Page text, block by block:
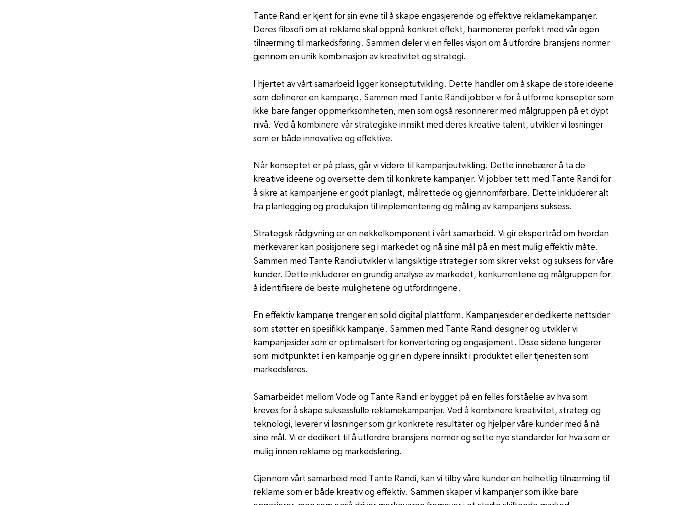
Tante Randi er kjent for sin evne til å skape engasjerende og effektive reklamekampanjer.
Deres filosofi om at reklame skal oppnå konkret effekt, harmonerer perfekt med vår egen
tilnærming til markedsføring. Sammen deler vi en felles visjon om å utfordre bransjens normer
gjennom en unik kombinasjon av kreativitet og strategi.
I hjertet av vårt samarbeid ligger konseptutvikling. Dette handler om å skape de store ideene
som definerer en kampanje. Sammen med Tante Randi jobber vi for å utforme konsepter som
ikke bare fanger oppmerksomheten, men som også resonnerer med målgruppen på et dypt
nivå. Ved å kombinere vår strategiske innsikt med deres kreative talent, utvikler vi løsninger
som er både innovative og effektive.
Når konseptet er på plass, går vi videre til kampanjeutvikling. Dette innebærer å ta de
kreative ideene og oversette dem til konkrete kampanjer. Vi jobber tett med Tante Randi for
å sikre at kampanjene er godt planlagt, målrettede og gjennomførbare. Dette inkluderer alt
fra planlegging og produksjon til implementering og måling av kampanjens suksess.
Strategisk rådgivning er en nøkkelkomponent i vårt samarbeid. Vi gir ekspertråd om hvordan
merkevarer kan posisjonere seg i markedet og nå sine mål på en mest mulig effektiv måte.
Sammen med Tante Randi utvikler vi langsiktige strategier som sikrer vekst og suksess for våre
kunder. Dette inkluderer en grundig analyse av markedet, konkurrentene og målgruppen for
å identifisere de beste mulighetene og utfordringene.
En effektiv kampanje trenger en solid digital plattform. Kampanjesider er dedikerte nettsider
som støtter en spesifikk kampanje. Sammen med Tante Randi designer og utvikler vi
kampanjesider som er optimalisert for konvertering og engasjement. Disse sidene fungerer
som midtpunktet i en kampanje og gir en dypere innsikt i produktet eller tjenesten som
markedsføres.
Samarbeidet mellom Vode og Tante Randi er bygget på en felles forståelse av hva som
kreves for å skape suksessfulle reklamekampanjer. Ved å kombinere kreativitet, strategi og
teknologi, leverer vi løsninger som gir konkrete resultater og hjelper våre kunder med å nå
sine mål. Vi er dedikert til å utfordre bransjens normer og sette nye standarder for hva som er
mulig innen reklame og markedsføring.
Gjennom vårt samarbeid med Tante Randi, kan vi tilby våre kunder en helhetlig tilnærming til
reklame som er både kreativ og effektiv. Sammen skaper vi kampanjer som ikke bare